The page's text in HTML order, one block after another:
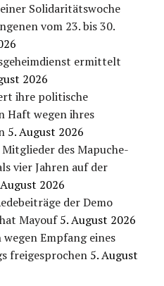
Solidaritätswoche
vom 23. bis 30.
ermittelt
2026
ihre politische
Haft wegen ihres
5. August 2026
des Mapuche-
vier Jahren auf der
2026
der Demo
Mayouf 5. August 2026
Empfang eines
freigesprochen 5. August